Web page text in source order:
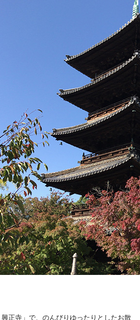
正寺」で、のんびりゆったりとしたお散